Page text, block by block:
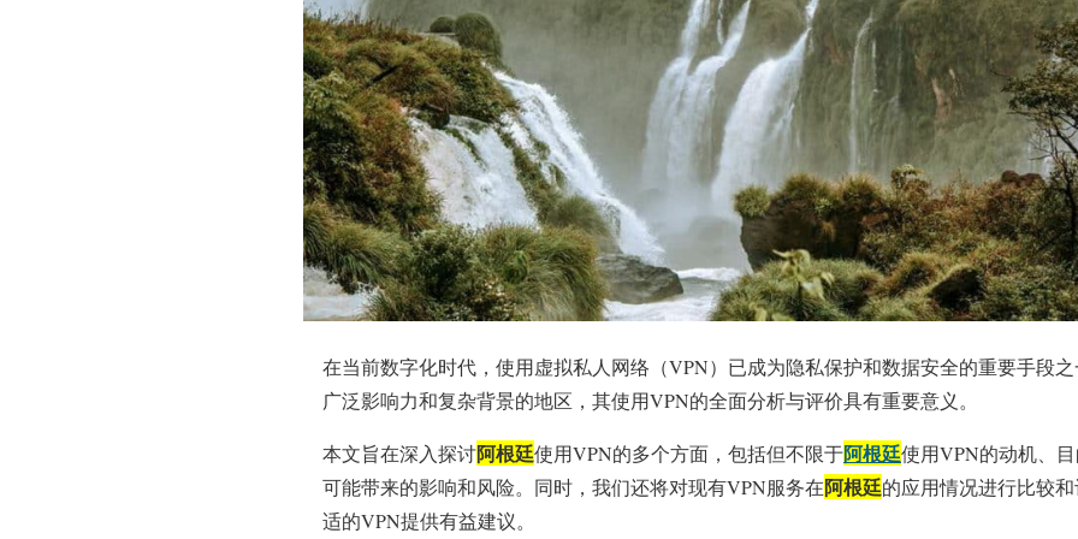
在当前数字化时代，使用虚拟私人网络（VPN）已成为隐私保护和数据安全的重要手段
广泛影响力和复杂背景的地区，其使用VPN的全面分析与评价具有重要意义。
本文旨在深入探讨阿根廷使用VPN的多个方面，包括但不限于阿根廷使用VPN的动机、
可能带来的影响和风险。同时，我们还将对现有VPN服务在阿根廷的应用情况进行比较
适的VPN提供有益建议。